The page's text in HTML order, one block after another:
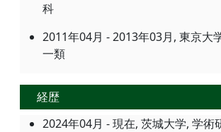
科
2011年04月 - 2013年03月, 東京大
一類
経歴
2024年04月 - 現在, 茨城大学, 学術